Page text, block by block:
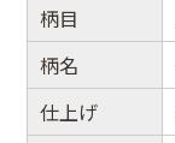
柄目
柄名
仕上げ